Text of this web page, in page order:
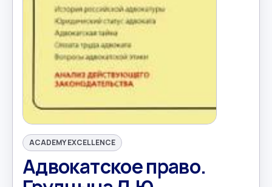
ACADEMY EXCELLENCE
Адвокатское право.